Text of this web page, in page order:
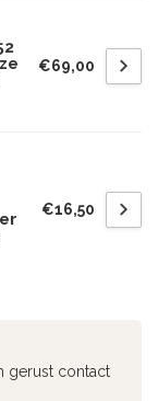
€69,00
€16,50
gerust contact